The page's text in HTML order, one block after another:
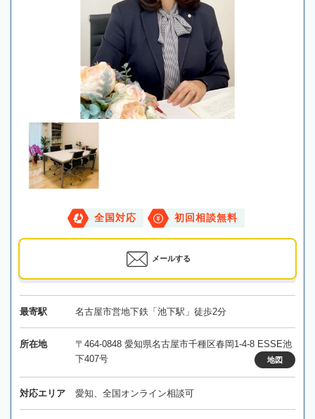
全国対応 初回相談無料
メールする
最寄駅 名古屋市営地下鉄「池下駅」徒歩2分
所在地
〒464-0848 愛知県名古屋市千種区春岡1-4-8 ESSE池
下407号
地図
対応エリア 愛知、全国オンライン相談可